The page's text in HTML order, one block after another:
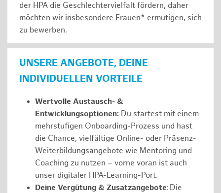
der HPA die Geschlechtervielfalt fördern, daher
möchten wir insbesondere Frauen* ermutigen, sich
zu bewerben.
UNSERE ANGEBOTE, DEINE
INDIVIDUELLEN VORTEILE
Wertvolle Austausch- &
Entwicklungsoptionen: Du startest mit einem
mehrstufigen Onboarding-Prozess und hast
die Chance, vielfältige Online- oder Präsenz-
Weiterbildungsangebote wie Mentoring und
Coaching zu nutzen – vorne voran ist auch
unser digitaler HPA-Learning-Port.
Deine Vergütung & Zusatzangebote: Die